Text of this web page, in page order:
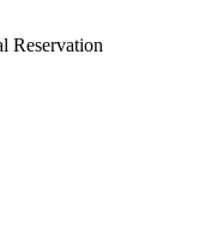
Reservation